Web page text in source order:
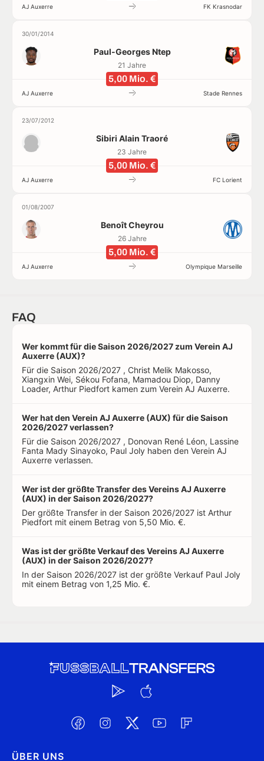
AJ Auxerre FK Krasnodar
30/01/2014
Paul-Georges Ntep
21 Jahre
5,00 Mio. €
AJ Auxerre Stade Rennes
23/07/2012
Sibiri Alain Traoré
23 Jahre
5,00 Mio. €
AJ Auxerre FC Lorient
01/08/2007
Benoît Cheyrou
26 Jahre
5,00 Mio. €
AJ Auxerre Olympique Marseille
FAQ
Wer kommt für die Saison 2026/2027 zum Verein AJ
Auxerre (AUX)?
Für die Saison 2026/2027 , Christ Melik Makosso,
Xiangxin Wei, Sékou Fofana, Mamadou Diop, Danny
Loader, Arthur Piedfort kamen zum Verein AJ Auxerre.
Wer hat den Verein AJ Auxerre (AUX) für die Saison
2026/2027 verlassen?
Für die Saison 2026/2027 , Donovan René Léon, Lassine
Fanta Mady Sinayoko, Paul Joly haben den Verein AJ
Auxerre verlassen.
Wer ist der größte Transfer des Vereins AJ Auxerre
(AUX) in der Saison 2026/2027?
Der größte Transfer in der Saison 2026/2027 ist Arthur
Piedfort mit einem Betrag von 5,50 Mio. €.
Was ist der größte Verkauf des Vereins AJ Auxerre
(AUX) in der Saison 2026/2027?
In der Saison 2026/2027 ist der größte Verkauf Paul Joly
mit einem Betrag von 1,25 Mio. €.
ÜBER UNS